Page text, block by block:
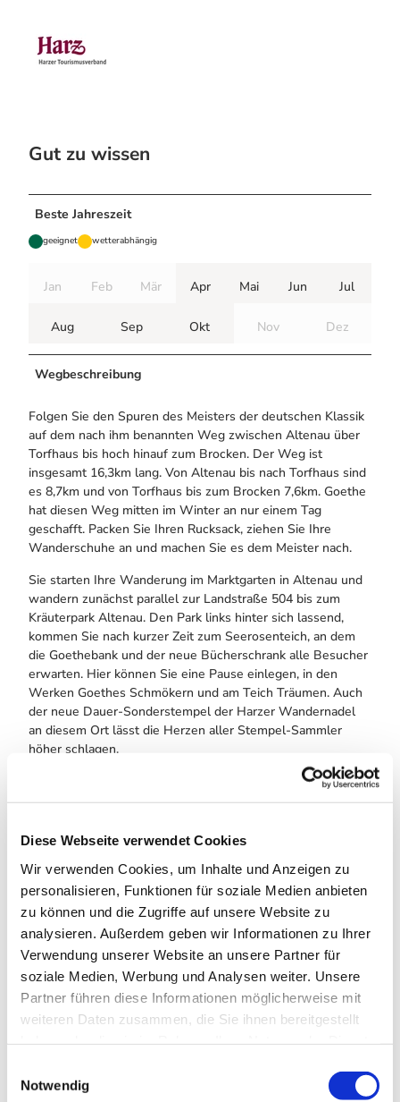
Diese Webseite verwendet Cookies
Wir verwenden Cookies, um Inhalte und Anzeigen zu
personalisieren, Funktionen für soziale Medien anbieten
zu können und die Zugriffe auf unsere Website zu
analysieren. Außerdem geben wir Informationen zu Ihrer
Verwendung unserer Website an unsere Partner für
soziale Medien, Werbung und Analysen weiter. Unsere
Partner führen diese Informationen möglicherweise mit
weiteren Daten zusammen, die Sie ihnen bereitgestellt
Cookies, wenn Sie unsere Webseite weiterhin nutzen.
Notwendig
Gut zu wissen
Beste Jahreszeit
geeignet wetterabhängig
Jan Feb Mär Apr Mai Jun Jul
Aug Sep Okt Nov Dez
Wegbeschreibung
Folgen Sie den Spuren des Meisters der deutschen Klassik
auf dem nach ihm benannten Weg zwischen Altenau über
Torfhaus bis hoch hinauf zum Brocken. Der Weg ist
insgesamt 16,3km lang. Von Altenau bis nach Torfhaus sind
es 8,7km und von Torfhaus bis zum Brocken 7,6km. Goethe
hat diesen Weg mitten im Winter an nur einem Tag
geschafft. Packen Sie Ihren Rucksack, ziehen Sie Ihre
Wanderschuhe an und machen Sie es dem Meister nach.
Sie starten Ihre Wanderung im Marktgarten in Altenau und
wandern zunächst parallel zur Landstraße 504 bis zum
Kräuterpark Altenau. Den Park links hinter sich lassend,
kommen Sie nach kurzer Zeit zum Seerosenteich, an dem
die Goethebank und der neue Bücherschrank alle Besucher
erwarten. Hier können Sie eine Pause einlegen, in den
Werken Goethes Schmökern und am Teich Träumen. Auch
der neue Dauer-Sonderstempel der Harzer Wandernadel
an diesem Ort lässt die Herzen aller Stempel-Sammler
höher schlagen.
Frisch ausgeruht führt Sie die Wanderung weiter über das
Tischlertal hinauf bis zum Dammgraben. Der Graben ist
historischen Energieversorgungssystems des Oberharzer
ist. Parallel zur Landstraße nach Torfhaus wandern Sie
weiter auf einem Waldweg bis zu Hedwigsblick und
überqueren die Grenze hoch hinauf in den Nationalpark
Harz.
Nach der Überquerung der Torfhaus-Straße wandern Sie
über einen mystischen Weg, der mit Wurzeln, kleinen
Mooranteilen und Felsen am Wegesrand gesäumt ist, vorbei
am Skilift „Großer Torfhauslift“, dem Parkplatz Am
Von hier aus steigen Sie in den zweiten Teil des